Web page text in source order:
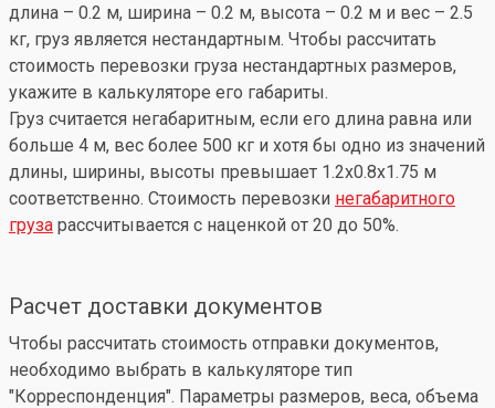
длина – 0.2 м, ширина – 0.2 м, высота – 0.2 м и вес – 2.5
кг, груз является нестандартным. Чтобы рассчитать
стоимость перевозки груза нестандартных размеров,
укажите в калькуляторе его габариты.
Груз считается негабаритным, если его длина равна или
больше 4 м, вес более 500 кг и хотя бы одно из значений
длины, ширины, высоты превышает 1.2x0.8x1.75 м
соответственно. Стоимость перевозки негабаритного
груза рассчитывается с наценкой от 20 до 50%.
Расчет доставки документов
Чтобы рассчитать стоимость отправки документов,
необходимо выбрать в калькуляторе тип
"Корреспонденция". Параметры размеров, веса, объема